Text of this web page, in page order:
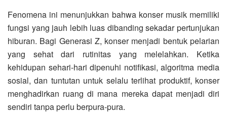
Fenomena ini menunjukkan bahwa konser musik memiliki
fungsi yang jauh lebih luas dibanding sekadar pertunjukan
hiburan. Bagi Generasi Z, konser menjadi bentuk pelarian
yang sehat dari rutinitas yang melelahkan. Ketika
kehidupan sehari-hari dipenuhi notifikasi, algoritma media
sosial, dan tuntutan untuk selalu terlihat produktif, konser
menghadirkan ruang di mana mereka dapat menjadi diri
sendiri tanpa perlu berpura-pura.